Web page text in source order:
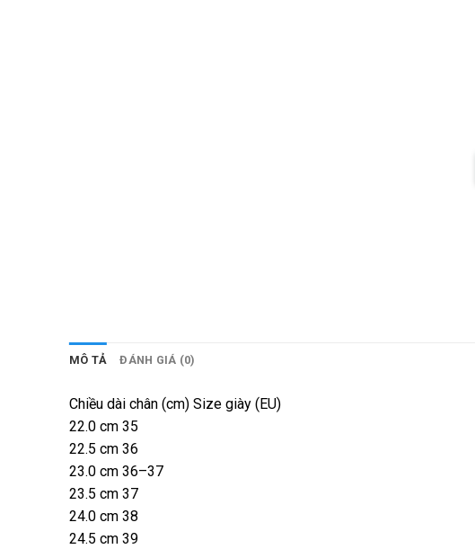
MÔ TẢ ĐÁNH GIÁ (0)
Chiều dài chân (cm) Size giày (EU)
22.0 cm 35
22.5 cm 36
23.0 cm 36–37
23.5 cm 37
24.0 cm 38
24.5 cm 39